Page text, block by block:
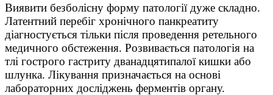
Виявити безболісну форму патології дуже складно.
Латентний перебіг хронічного панкреатиту
діагностується тільки після проведення ретельного
медичного обстеження. Розвивається патологія на
тлі гострого гастриту дванадцятипалої кишки або
шлунка. Лікування призначається на основі
лабораторних досліджень ферментів органу.